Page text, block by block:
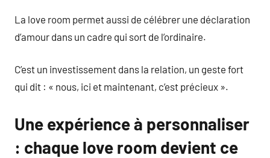
La love room permet aussi de célébrer une déclaration
d’amour dans un cadre qui sort de l’ordinaire.
C’est un investissement dans la relation, un geste fort
qui dit : « nous, ici et maintenant, c’est précieux ».
Une expérience à personnaliser
: chaque love room devient ce